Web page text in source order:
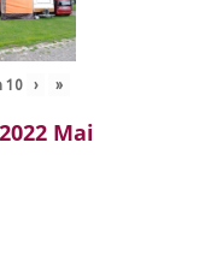
10 › »
Mai